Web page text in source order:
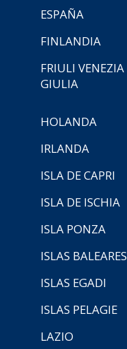
ESPAÑA
FINLANDIA
FRIULI VENEZIA
GIULIA
HOLANDA
IRLANDA
ISLA DE CAPRI
ISLA DE ISCHIA
ISLA PONZA
ISLAS BALEARES
ISLAS EGADI
ISLAS PELAGIE
LAZIO